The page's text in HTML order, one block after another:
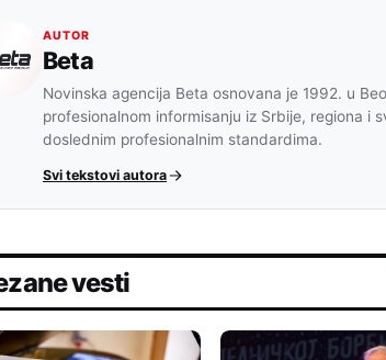
AUTOR
Beta
Novinska agencija Beta osnovana je 1992. u
profesionalnom informisanju iz Srbije, regiona i
doslednim profesionalnim standardima.
Svi tekstovi autora
vesti